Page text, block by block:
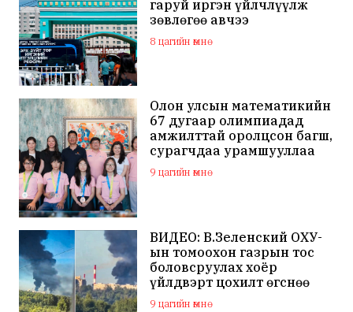
гаруй иргэн үйлчлүүлж
зөвлөгөө авчээ
8 цагийн өмнө
Олон улсын математикийн
67 дугаар олимпиадад
амжилттай оролцсон багш,
сурагчдаа урамшууллаа
9 цагийн өмнө
ВИДЕО: В.Зеленский ОХУ-
ын томоохон газрын тос
боловсруулах хоёр
үйлдвэрт цохилт өгснөө
мэдэгдлээ
9 цагийн өмнө